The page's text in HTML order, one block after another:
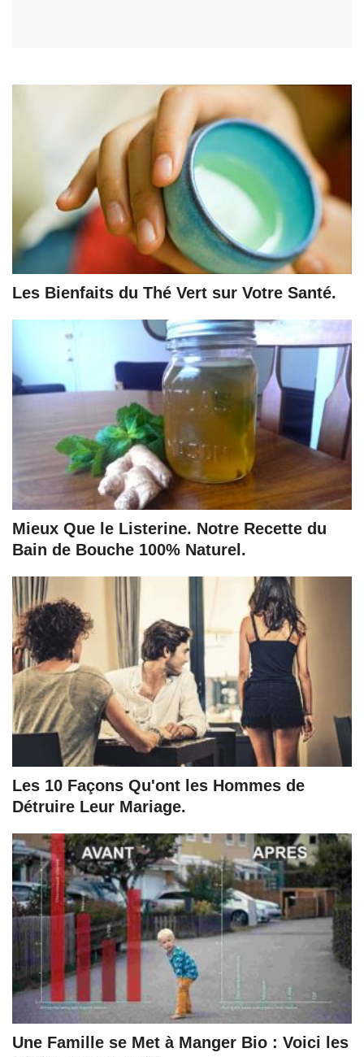
Les Bienfaits du Thé Vert sur Votre Santé.
Mieux Que le Listerine. Notre Recette du
Bain de Bouche 100% Naturel.
Les 10 Façons Qu'ont les Hommes de
Détruire Leur Mariage.
Une Famille se Met à Manger Bio : Voici les